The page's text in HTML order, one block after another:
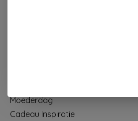
Moederdag
Cadeau Inspiratie